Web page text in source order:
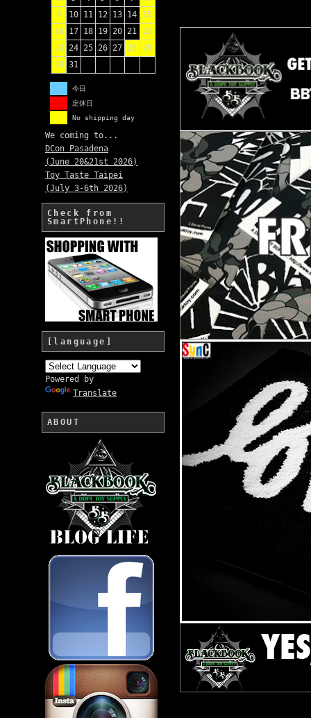
9
10 11 12 13 14
15
16
17 18 19 20 21 22
23 24 25 26 27 28 29
30 31
今日
定休日
No shipping day
We coming to...
DCon Pasadena
(June 20&21st 2026)
Toy Taste Taipei
(July 3-6th 2026)
Check from
SmartPhone!!
[language]
Powered by
Translate
ABOUT